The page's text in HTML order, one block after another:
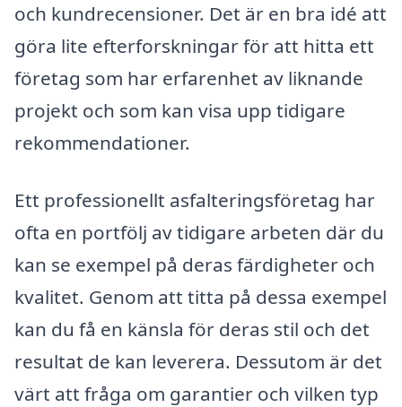
och kundrecensioner. Det är en bra idé att
göra lite efterforskningar för att hitta ett
företag som har erfarenhet av liknande
projekt och som kan visa upp tidigare
rekommendationer.
Ett professionellt asfalteringsföretag har
ofta en portfölj av tidigare arbeten där du
kan se exempel på deras färdigheter och
kvalitet. Genom att titta på dessa exempel
kan du få en känsla för deras stil och det
resultat de kan leverera. Dessutom är det
värt att fråga om garantier och vilken typ